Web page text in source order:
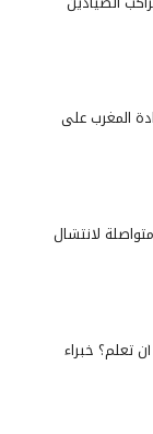
المغرب على
لانتشال
تعلم؟ خبراء